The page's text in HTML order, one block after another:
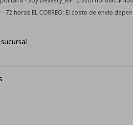
horas EL CORREO: El costo de envío